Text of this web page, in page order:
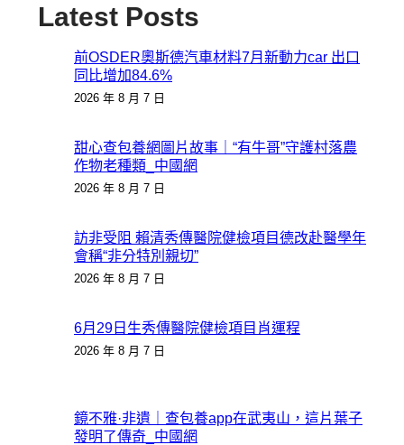
Latest Posts
前OSDER奧斯德汽車材料7月新動力car 出口
同比增加84.6%
2026 年 8 月 7 日
甜心查包養網圖片故事｜“有牛哥”守護村落農
作物老種類_中國網
2026 年 8 月 7 日
訪非受阻 賴清秀傳醫院健檢項目德改赴醫學年
會稱“非分特別親切”
2026 年 8 月 7 日
6月29日生秀傳醫院健檢項目肖運程
2026 年 8 月 7 日
鏡不雅·非遺｜查包養app在武夷山，這片葉子
發明了傳奇_中國網